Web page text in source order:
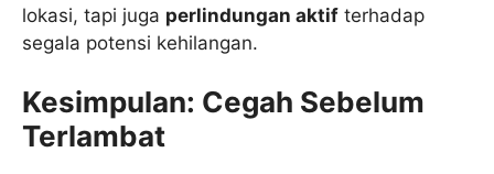
lokasi, tapi juga perlindungan aktif terhadap
segala potensi kehilangan.
Kesimpulan: Cegah Sebelum
Terlambat